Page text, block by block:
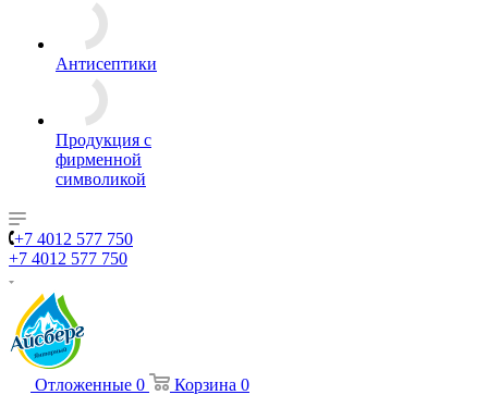
Антисептики
Продукция с
фирменной
символикой
+7 4012 577 750
+7 4012 577 750
Отложенные 0 Корзина 0